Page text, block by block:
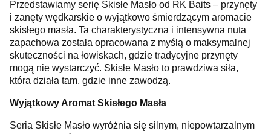
Przedstawiamy serię Skisłe Masło od RK Baits – przynęty
i zanęty wędkarskie o wyjątkowo śmierdzącym aromacie
skisłego masła. Ta charakterystyczna i intensywna nuta
zapachowa została opracowana z myślą o maksymalnej
skuteczności na łowiskach, gdzie tradycyjne przynęty
mogą nie wystarczyć. Skisłe Masło to prawdziwa siła,
która działa tam, gdzie inne zawodzą.
Wyjątkowy Aromat Skisłego Masła
Seria Skisłe Masło wyróżnia się silnym, niepowtarzalnym